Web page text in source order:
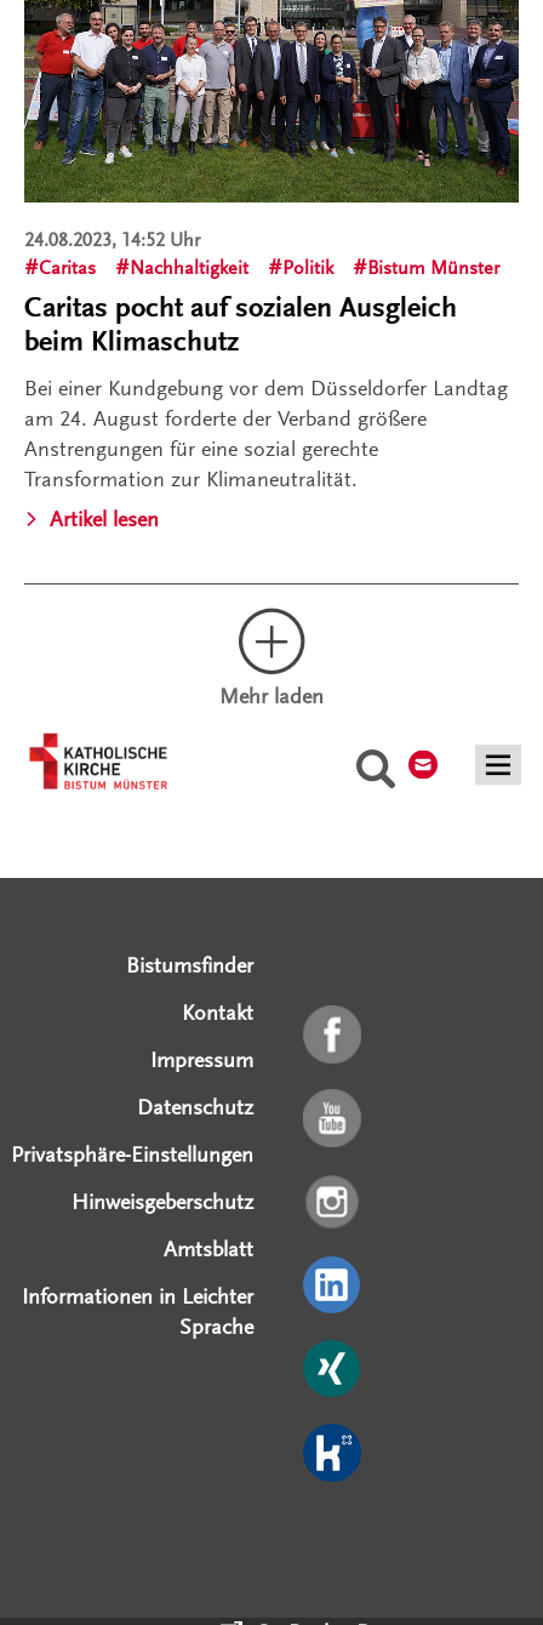
Suche
24.08.2023, 14:52 Uhr
Caritas
Nachhaltigkeit Politik Bistum Münster
Caritas pocht auf sozialen Ausgleich
beim Klimaschutz
Bei einer Kundgebung vor dem Düsseldorfer Landtag
am 24. August forderte der Verband größere
Anstrengungen für eine sozial gerechte
Transformation zur Klimaneutralität.
Artikel lesen
Mehr laden
Bistumsfinder
Kontakt
Impressum
Datenschutz
Privatsphäre-Einstellungen
Hinweisgeberschutz
Amtsblatt
Informationen in Leichter
Sprache